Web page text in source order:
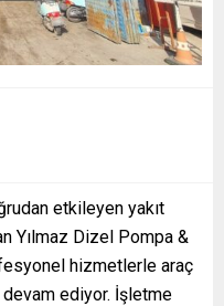
etkileyen yakıt
Yılmaz Dizel Pompa &
hizmetlerle araç
ediyor. İşletme